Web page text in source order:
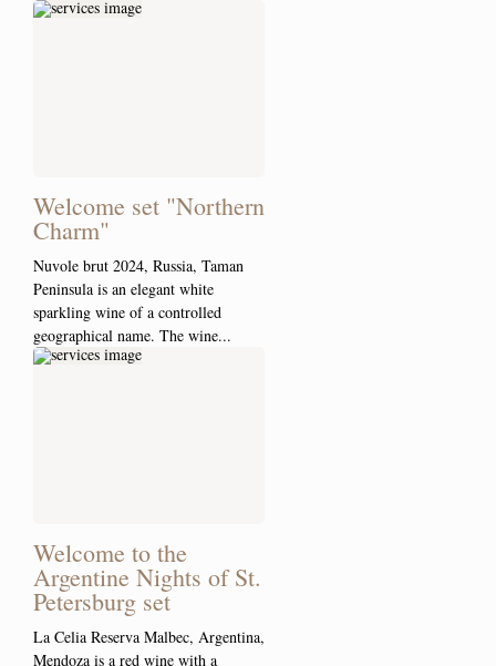
Welcome set "Northern
Charm"
Nuvole brut 2024, Russia, Taman
Peninsula is an elegant white
sparkling wine of a controlled
geographical name. The wine...
Welcome to the
Argentine Nights of St.
Petersburg set
La Celia Reserva Malbec, Argentina,
Mendoza is a red wine with a